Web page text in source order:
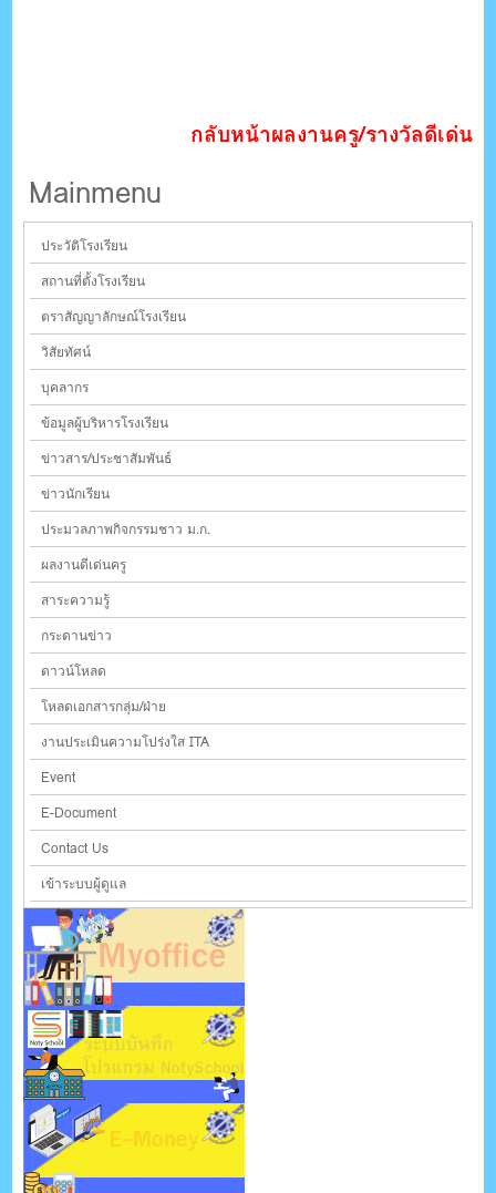
กลับหน้าผลงานครู/รางวัลดีเด่น
Mainmenu
ประวัติโรงเรียน
สถานที่ตั้งโรงเรียน
ตราสัญญาลักษณ์โรงเรียน
วิสัยทัศน์
บุคลากร
ข้อมูลผู้บริหารโรงเรียน
ข่าวสาร/ประชาสัมพันธ์
ข่าวนักเรียน
ประมวลภาพกิจกรรมชาว ม.ก.
ผลงานดีเด่นครู
สาระความรู้
กระดานข่าว
ดาวน์โหลด
โหลดเอกสารกลุ่ม/ฝ่าย
งานประเมินความโปร่งใส ITA
Event
E-Document
Contact Us
เข้าระบบผู้ดูแล